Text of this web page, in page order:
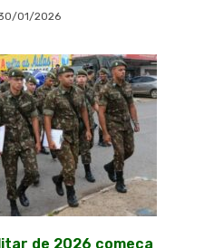
01/2026
de 2026 começa